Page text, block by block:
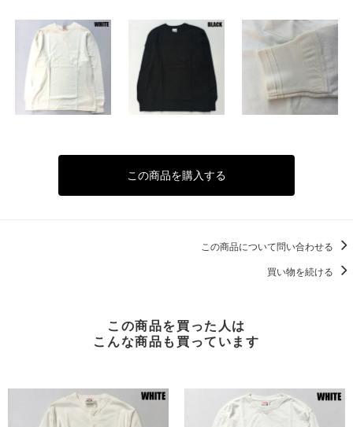
この商品を購入する
この商品について問い合わせる
買い物を続ける
この商品を買った人は
こんな商品も買っています